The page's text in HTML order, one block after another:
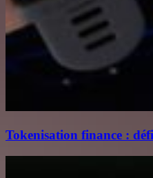
Tokenisation finance :